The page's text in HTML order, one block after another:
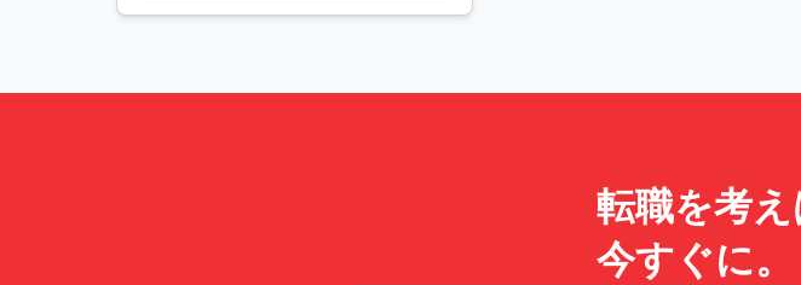
転職を考え
今すぐに。